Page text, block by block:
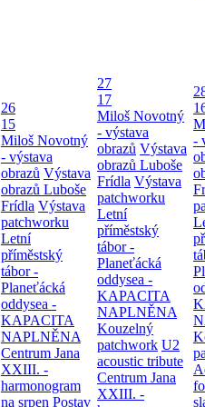
26
15
Miloš Novotný
- výstava
obrazů Výstava
obrazů Luboše
Frídla Výstava
patchworku
Letní
příměstský
tábor -
Planeťácká
oddysea -
KAPACITA
NAPLNĚNA
Centrum Jana
XXIII. -
harmonogram
na srpen Postav
27
17
Miloš Novotný
- výstava
obrazů Výstava
obrazů Luboše
Frídla Výstava
patchworku
Letní
příměstský
tábor -
Planeťácká
oddysea -
KAPACITA
NAPLNĚNA
Kouzelný
patchwork U2
acoustic tribute
Centrum Jana
XXIII. -
-